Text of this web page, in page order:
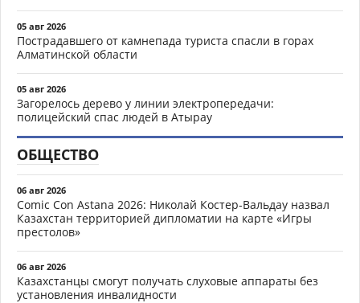
05 авг 2026
Пострадавшего от камнепада туриста спасли в горах
Алматинской области
05 авг 2026
Загорелось дерево у линии электропередачи:
полицейский спас людей в Атырау
ОБЩЕСТВО
06 авг 2026
Comic Con Astana 2026: Николай Костер-Вальдау назвал
Казахстан территорией дипломатии на карте «Игры
престолов»
06 авг 2026
Казахстанцы смогут получать слуховые аппараты без
установления инвалидности